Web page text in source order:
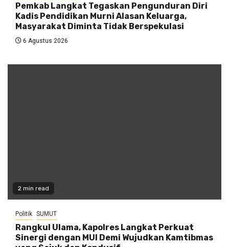
Pemkab Langkat Tegaskan Pengunduran Diri
Kadis Pendidikan Murni Alasan Keluarga,
Masyarakat Diminta Tidak Berspekulasi
6 Agustus 2026
2 min read
Politik SUMUT
Rangkul Ulama, Kapolres Langkat Perkuat
Sinergi dengan MUI Demi Wujudkan Kamtibmas